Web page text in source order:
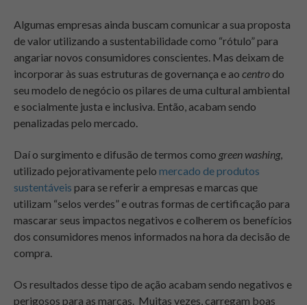
Algumas empresas ainda buscam comunicar a sua proposta
de valor utilizando a sustentabilidade como “rótulo” para
angariar novos consumidores conscientes. Mas deixam de
incorporar às suas estruturas de governança e ao centro do
seu modelo de negócio os pilares de uma cultural ambiental
e socialmente justa e inclusiva. Então, acabam sendo
penalizadas pelo mercado.
Daí o surgimento e difusão de termos como green washing,
utilizado pejorativamente pelo mercado de produtos
sustentáveis para se referir a empresas e marcas que
utilizam “selos verdes” e outras formas de certificação para
mascarar seus impactos negativos e colherem os benefícios
dos consumidores menos informados na hora da decisão de
compra.
Os resultados desse tipo de ação acabam sendo negativos e
perigosos para as marcas. Muitas vezes, carregam boas